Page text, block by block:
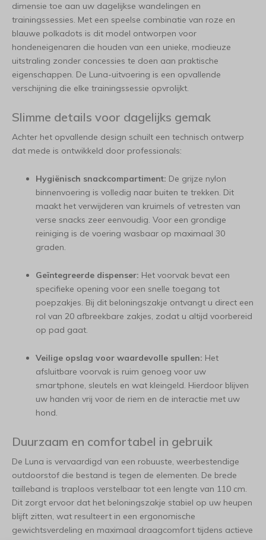
dimensie toe aan uw dagelijkse wandelingen en
trainingssessies. Met een speelse combinatie van roze en
blauwe polkadots is dit model ontworpen voor
hondeneigenaren die houden van een unieke, modieuze
uitstraling zonder concessies te doen aan praktische
eigenschappen. De Luna-uitvoering is een opvallende
verschijning die elke trainingssessie opvrolijkt.
Slimme details voor dagelijks gemak
Achter het opvallende design schuilt een technisch ontwerp
dat mede is ontwikkeld door professionals:
Hygiënisch snackcompartiment: De grijze nylon
binnenvoering is volledig naar buiten te trekken. Dit
maakt het verwijderen van kruimels of vetresten van
verse snacks zeer eenvoudig. Voor een grondige
reiniging is de voering wasbaar op maximaal 30
graden.
Geïntegreerde dispenser: Het voorvak bevat een
specifieke opening voor een snelle toegang tot
poepzakjes. Bij dit beloningszakje ontvangt u direct een
rol van 20 afbreekbare zakjes, zodat u altijd voorbereid
op pad gaat.
Veilige opslag voor waardevolle spullen: Het
afsluitbare voorvak is ruim genoeg voor uw
smartphone, sleutels en wat kleingeld. Hierdoor blijven
uw handen vrij voor de riem en de interactie met uw
hond.
Duurzaam en comfortabel in gebruik
De Luna is vervaardigd van een robuuste, weerbestendige
outdoorstof die bestand is tegen de elementen. De brede
tailleband is traploos verstelbaar tot een lengte van 110 cm.
Dit zorgt ervoor dat het beloningszakje stabiel op uw heupen
blijft zitten, wat resulteert in een ergonomische
gewichtsverdeling en maximaal draagcomfort tijdens actieve